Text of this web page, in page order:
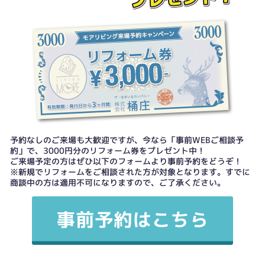
予約なしのご来場も大歓迎ですが、今なら「事前WEBご相談予
約」で、3000円分のリフォーム券をプレゼント中！
ご来場予定の方はぜひ以下のフォームより事前予約をどうぞ！
※新規でリフォームをご相談された方が対象となります。すでに
商談中の方は適用不可になりますので、ご了承ください。